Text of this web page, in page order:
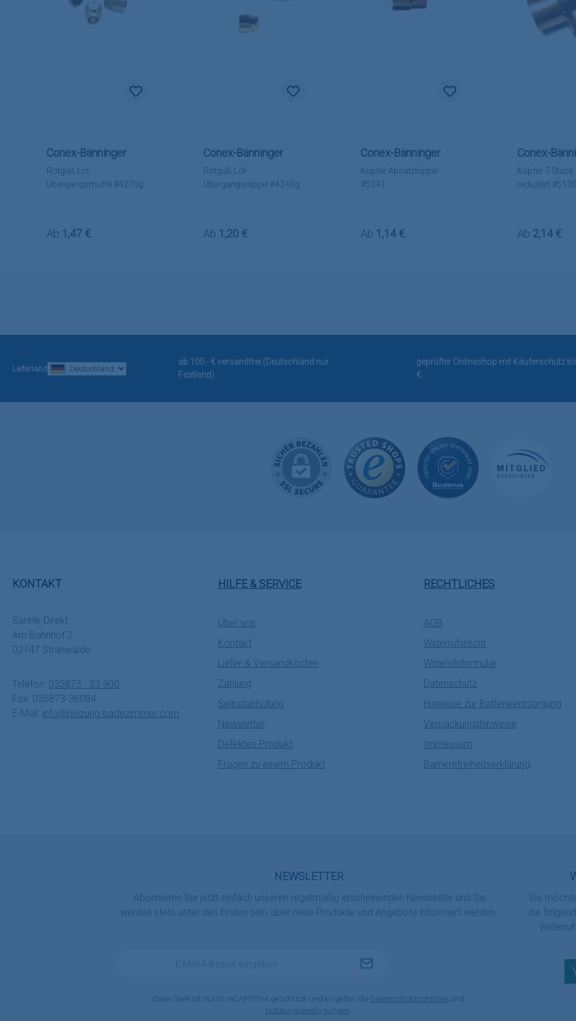
Rotguß Löt-
Übergangsmuffe #4270g
Conex-Bänninger
Regulärer Preis:
Ab 1,47 €
Rotguß Löt-
Übergangsnippel #4243g
Conex-Bänninger
Regulärer Preis:
Ab 1,20 €
Kupfer Absatznippel
#5243
Conex-Bänninger
Regulärer Preis:
Ab 1,14 €
Kupfer T-Stück
reduziert #5130
Conex-
Regulärer
Ab 2,14 €
Lieferland
ab 100,- € versandfrei (Deutschland nur
Festland)
geprüfter Onlineshop mit Käuferschutz
€
KONTAKT
SanHe-Direkt
Am Bahnhof 2
02747 Strahwalde
Telefon: 035873 - 33 900
Fax: 035873-36084
E-Mail: info@heizung-badezimmer.com
HILFE & SERVICE
Über uns
Kontakt
Liefer-& Versandkosten
Zahlung
Selbstabholung
Newsletter
Defektes Produkt
Fragen zu einem Produkt
RECHTLICHES
AGB
Widerrufsrecht
Widerufsformular
Datenschutz
Hinweise zur Batterieentsorgung
Verpackungshinweise
Impressum
Barrierefreiheitserklärung
Sie
die
NEWSLETTER
Abonnieren Sie jetzt einfach unseren regelmäßig erscheinenden Newsletter und Sie
werden stets unter den Ersten sein, über neue Produkte und Angebote informiert werden.
Diese Seite ist durch reCAPTCHA geschützt und es gelten die Datenschutzrichtlinie und
Nutzungsbedingungen